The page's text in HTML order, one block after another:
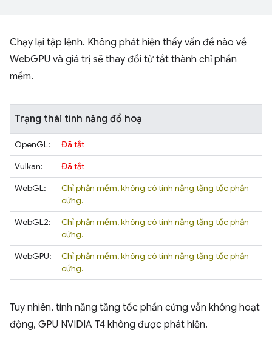
Chạy lại tập lệnh. Không phát hiện thấy vấn đề nào về
WebGPU và giá trị sẽ thay đổi từ tắt thành chỉ phần
mềm.
Trạng thái tính năng đồ hoạ
OpenGL:
Đã tắt
Vulkan:
Đã tắt
WebGL:
Chỉ phần mềm, không có tính năng tăng tốc phần
cứng.
WebGL2:
Chỉ phần mềm, không có tính năng tăng tốc phần
cứng.
WebGPU:
Chỉ phần mềm, không có tính năng tăng tốc phần
cứng.
Tuy nhiên, tính năng tăng tốc phần cứng vẫn không hoạt
động, GPU NVIDIA T4 không được phát hiện.